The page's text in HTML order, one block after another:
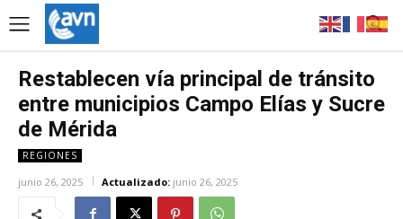
Restablecen vía principal de tránsito
entre municipios Campo Elías y Sucre
de Mérida
REGIONES
junio 26, 2025 Actualizado: junio 26, 2025